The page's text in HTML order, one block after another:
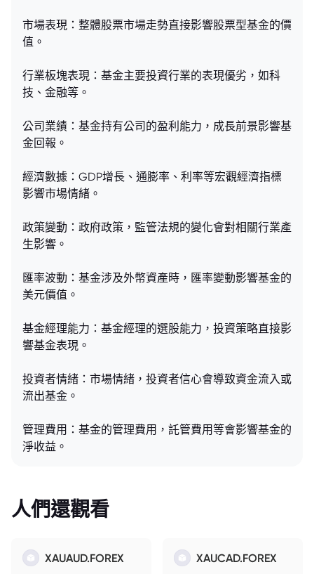
市場表現：整體股票市場走勢直接影響股票型基金的價
值。
行業板塊表現：基金主要投資行業的表現優劣，如科
技、金融等。
公司業績：基金持有公司的盈利能力，成長前景影響基
金回報。
經濟數據：GDP增長、通膨率、利率等宏觀經濟指標
影響市場情緒。
政策變動：政府政策，監管法規的變化會對相關行業產
生影響。
匯率波動：基金涉及外幣資產時，匯率變動影響基金的
美元價值。
基金經理能力：基金經理的選股能力，投資策略直接影
響基金表現。
投資者情緒：市場情緒，投資者信心會導致資金流入或
流出基金。
管理費用：基金的管理費用，託管費用等會影響基金的
淨收益。
人們還觀看
XAUAUD.FOREX XAUCAD.FOREX